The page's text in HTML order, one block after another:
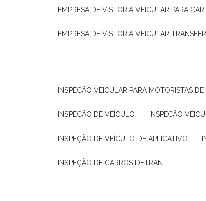
EMPRESA DE VISTORIA VEICULAR PARA
EMPRESA DE VISTORIA VEICULAR
INSPEÇÃO VEICULAR PARA MOTORISTAS
INSPEÇÃO DE VEÍCULO INSPEÇÃO
INSPEÇÃO DE VEÍCULO DE APLICATIVO
INSPEÇÃO DE CARROS DETRAN